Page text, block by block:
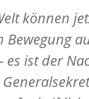
können
Bewegung
ist der